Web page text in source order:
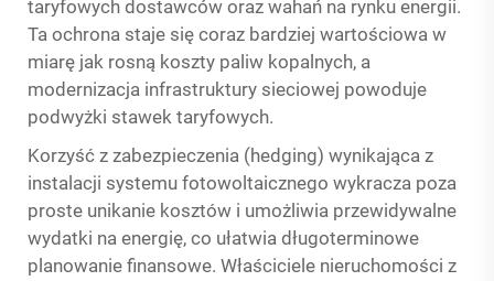
taryfowych dostawców oraz wahań na rynku energii.
Ta ochrona staje się coraz bardziej wartościowa w
miarę jak rosną koszty paliw kopalnych, a
modernizacja infrastruktury sieciowej powoduje
podwyżki stawek taryfowych.
Korzyść z zabezpieczenia (hedging) wynikająca z
instalacji systemu fotowoltaicznego wykracza poza
proste unikanie kosztów i umożliwia przewidywalne
wydatki na energię, co ułatwia długoterminowe
planowanie finansowe. Właściciele nieruchomości z